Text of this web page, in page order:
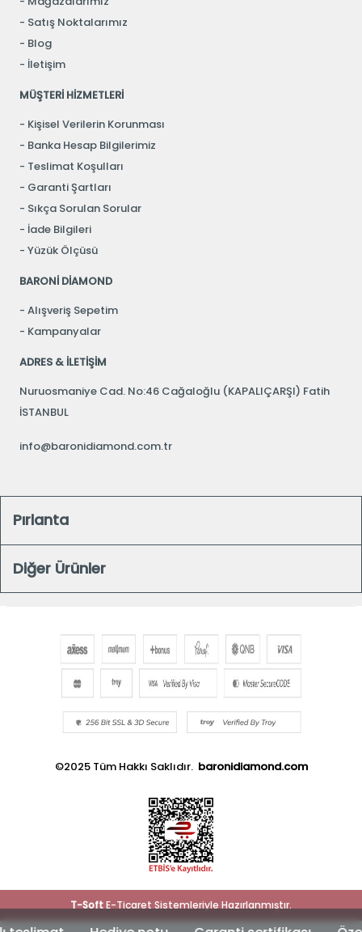
Satış Noktalarımız
Blog
İletişim
MÜŞTERİ HİZMETLERİ
Kişisel Verilerin Korunması
Banka Hesap Bilgilerimiz
Teslimat Koşulları
Garanti Şartları
Sıkça Sorulan Sorular
İade Bilgileri
Yüzük Ölçüsü
BARONİ DİAMOND
Alışveriş Sepetim
Kampanyalar
ADRES & İLETİŞİM
Nuruosmaniye Cad. No:46 Cağaloğlu (KAPALIÇARŞI) Fatih
İSTANBUL
info@baronidiamond.com.tr
Pırlanta
Diğer Ürünler
©2025 Tüm Hakkı Saklıdır. baronidiamond.com
T-SoftE-Ticaret Sistemleriyle Hazırlanmıştır.